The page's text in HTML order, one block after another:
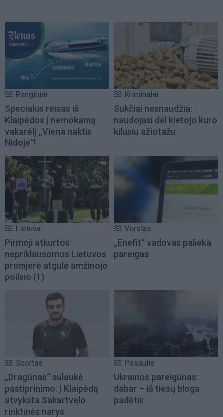
Renginiai
Specialus reisas iš
Klaipėdos į nemokamą
vakarėlį „Viena naktis
Nidoje“!
Kriminalai
Sukčiai nesnaudžia:
naudojasi dėl kietojo kuro
kilusiu ažiotažu
Lietuva
Pirmoji atkurtos
nepriklausomos Lietuvos
premjerė atgulė amžinojo
poilsio (1)
Verslas
„Enefit“ vadovas palieka
pareigas
Sportas
„Dragūnas“ sulaukė
pastiprinimo: į Klaipėdą
atvyksta Sakartvelo
rinktinės narys
Pasaulis
Ukrainos pareigūnas:
dabar – iš tiesų bloga
padėtis